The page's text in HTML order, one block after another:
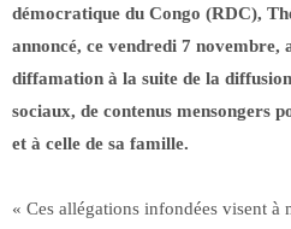
démocratique du Congo (RDC),
annoncé, ce vendredi 7 novembre,
diffamation à la suite de la
sociaux, de contenus mensongers
et à celle de sa famille.
« Ces allégations infondées visent à